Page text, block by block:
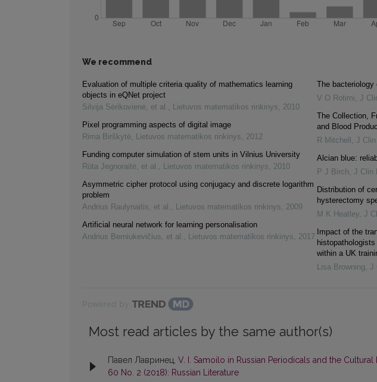
We recommend
Evaluation of multiple criteria quality of mathematics learning
objects in eQNet project
Silvija Sėrikovienė, et al. , Lietuvos matematikos rinkinys, 2010
Pixel programming aspects of digital image
Rima Birškytė, Lietuvos matematikos rinkinys, 2012
Funding computer simulation of stem units in Vilnius University
Rūta Jegnoraitė, et al. , Lietuvos matematikos rinkinys, 2010
Asymmetric cipher protocol using conjugacy and discrete logarithm
problem
Andrius Raulynaitis, et al. , Lietuvos matematikos rinkinys, 2009
Artificial neural network for learning personalisation
Andrius Berniukevičius, et al. , Lietuvos matematikos rinkinys, 2017
The
V O Rotimi, J
The Collection,
and Blood
R Mitchell , J Clin
Alcian blue:
P J Birch, J Clin
Distribution of
hysterectomy
M K Heatley, J
Impact of the
within a UK
Lisa Browning, J
Most read articles by the same author(s)
Павел Лавринец, V. I. Samoilo in Russian Periodicals and the
60 No. 2 (2018): Russian Literature